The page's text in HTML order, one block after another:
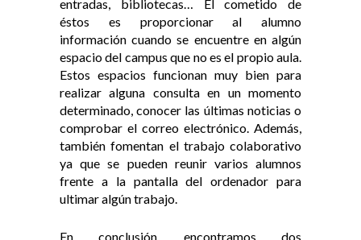
entradas, bibliotecas… El cometido de
éstos es proporcionar al alumno
información cuando se encuentre en algún
espacio del campus que no es el propio aula.
Estos espacios funcionan muy bien para
realizar alguna consulta en un momento
determinado, conocer las últimas noticias o
comprobar el correo electrónico. Además,
también fomentan el trabajo colaborativo
ya que se pueden reunir varios alumnos
frente a la pantalla del ordenador para
ultimar algún trabajo.
En conclusión, encontramos dos